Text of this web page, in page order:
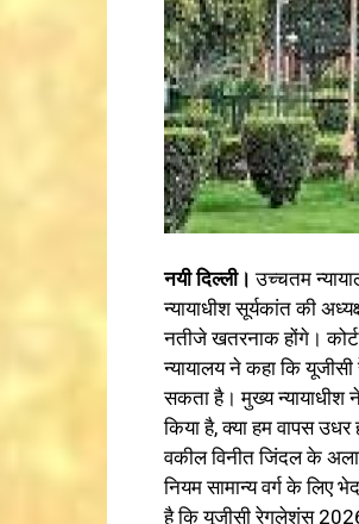
नयी दिल्ली। उच्चतम
न्यायाधीश सूर्यकांत की
नतीजे खतरनाक होंगे।
न्यायालय ने कहा कि
सकता है। मुख्य न्यायाधीश
किया है, क्या हम वापस
वकील विनीत जिंदल के
नियम सामान्य वर्ग के लिए
है कि यूजीसी रेगुलेशंस